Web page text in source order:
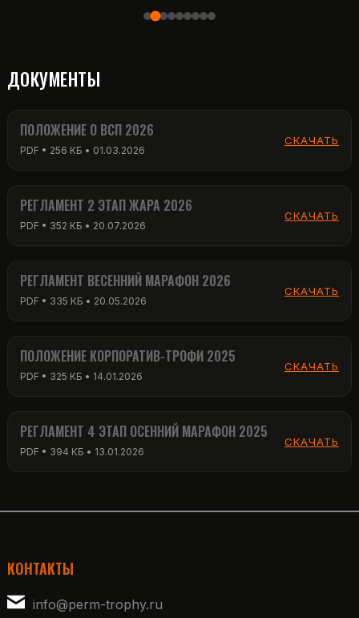
ПОЛОЖЕНИЕ О ВСП 2026
РЕГЛАМЕНТ 2 ЭТАП ЖАРА 2026
РЕГЛАМЕНТ ВЕСЕННИЙ МАРАФОН 2026
ПОЛОЖЕНИЕ КОРПОРАТИВ-ТРОФИ 2025
РЕГЛАМЕНТ 4 ЭТАП ОСЕННИЙ МАРАФОН 2025
КОНТАКТЫ